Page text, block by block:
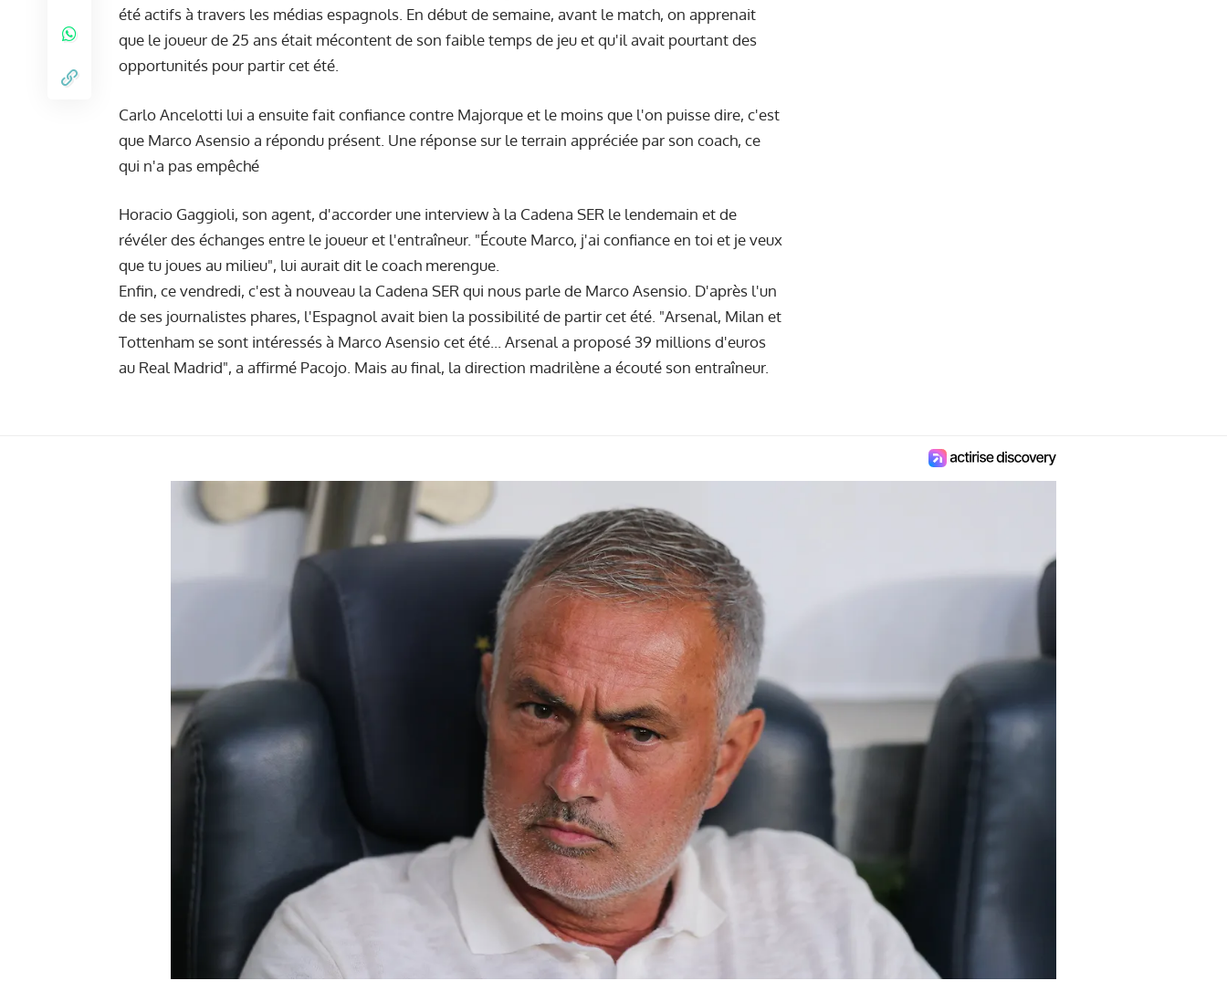
été actifs à travers les médias espagnols. En début de semaine, avant le match, on apprenait
que le joueur de 25 ans était mécontent de son faible temps de jeu et qu'il avait pourtant des
opportunités pour partir cet été.
Carlo Ancelotti lui a ensuite fait confiance contre Majorque et le moins que l'on puisse dire, c'est
que Marco Asensio a répondu présent. Une réponse sur le terrain appréciée par son coach, ce
qui n'a pas empêché
Horacio Gaggioli, son agent, d'accorder une interview à la Cadena SER le lendemain et de
révéler des échanges entre le joueur et l'entraîneur. "Écoute Marco, j'ai confiance en toi et je veux
que tu joues au milieu", lui aurait dit le coach merengue.
Enfin, ce vendredi, c'est à nouveau la Cadena SER qui nous parle de Marco Asensio. D'après l'un
de ses journalistes phares, l'Espagnol avait bien la possibilité de partir cet été. "Arsenal, Milan et
Tottenham se sont intéressés à Marco Asensio cet été... Arsenal a proposé 39 millions d'euros
au Real Madrid", a affirmé Pacojo. Mais au final, la direction madrilène a écouté son entraîneur.